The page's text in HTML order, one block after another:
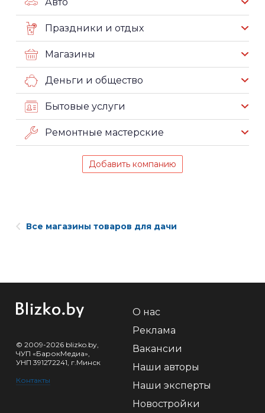
Праздники и отдых
Магазины
Деньги и общество
Бытовые услуги
Ремонтные мастерские
Добавить компанию
Все магазины товаров для дачи
© 2009-2026 blizko.by,
ЧУП «БарокМедиа»,
УНП 391272241, г.Минск
Контакты
О нас
Реклама
Вакансии
Наши авторы
Наши эксперты
Новостройки